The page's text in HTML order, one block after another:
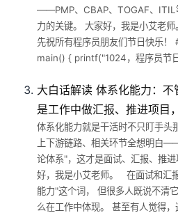
——PMP、CBAP、TOGAF、ITIL
力的关键。 大家好，我是小艾老师
先祝所有程序员朋友们节日快乐
main() { printf("1024，程序员节
大白话解读 体系化能力：
是工作中做汇报、推进项目
体系化能力就是干活时不只盯手头
上下游链路、相关环节全想明白
论体系"，这才是面试、汇报、推
好，我是小艾老师。 在面试和汇
能力"这个词， 但很多人既说不清
么在工作中体现。 甚至有人觉得